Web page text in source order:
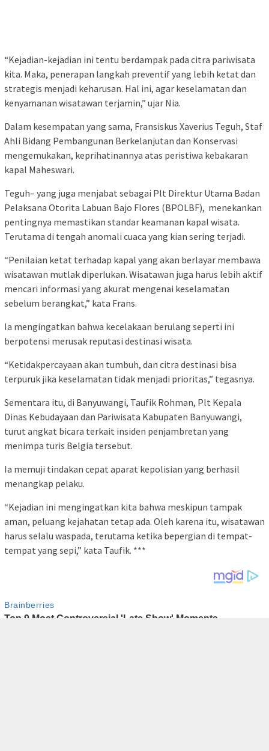
“Kejadian-kejadian ini tentu berdampak pada citra pariwisata
kita. Maka, penerapan langkah preventif yang lebih ketat dan
strategis menjadi keharusan. Hal ini, agar keselamatan dan
kenyamanan wisatawan terjamin,” ujar Nia.
Dalam kesempatan yang sama, Fransiskus Xaverius Teguh, Staf
Ahli Bidang Pembangunan Berkelanjutan dan Konservasi
mengemukakan, keprihatinannya atas peristiwa kebakaran
kapal Maheswari.
Teguh– yang juga menjabat sebagai Plt Direktur Utama Badan
Pelaksana Otorita Labuan Bajo Flores (BPOLBF), menekankan
pentingnya memastikan standar keamanan kapal wisata.
Terutama di tengah anomali cuaca yang kian sering terjadi.
“Penilaian ketat terhadap kapal yang akan berlayar membawa
wisatawan mutlak diperlukan. Wisatawan juga harus lebih aktif
mencari informasi yang akurat mengenai keselamatan
sebelum berangkat,” kata Frans.
Ia mengingatkan bahwa kecelakaan berulang seperti ini
berpotensi merusak reputasi destinasi wisata.
“Ketidakpercayaan akan tumbuh, dan citra destinasi bisa
terpuruk jika keselamatan tidak menjadi prioritas,” tegasnya.
Sementara itu, di Banyuwangi, Taufik Rohman, Plt Kepala
Dinas Kebudayaan dan Pariwisata Kabupaten Banyuwangi,
turut angkat bicara terkait insiden penjambretan yang
menimpa turis Belgia tersebut.
Ia memuji tindakan cepat aparat kepolisian yang berhasil
menangkap pelaku.
“Kejadian ini mengingatkan kita bahwa meskipun tampak
aman, peluang kejahatan tetap ada. Oleh karena itu, wisatawan
harus selalu waspada, terutama ketika bepergian di tempat-
tempat yang sepi,” kata Taufik. ***